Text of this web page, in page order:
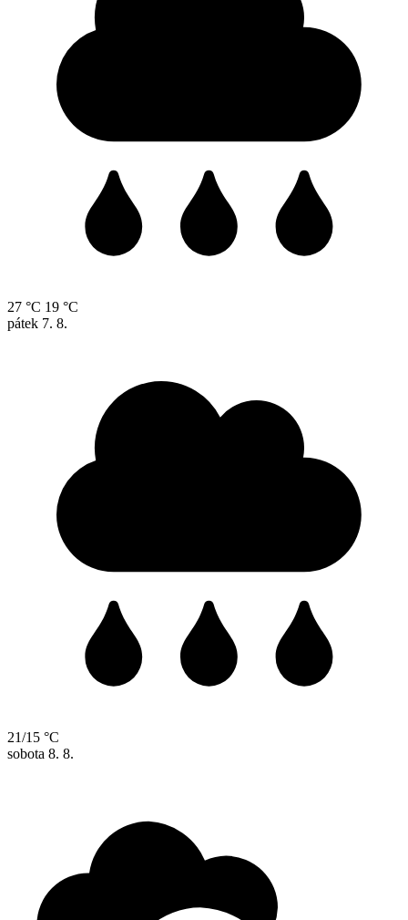
27 °C 19 °C
pátek 7. 8.
21/15 °C
sobota 8. 8.